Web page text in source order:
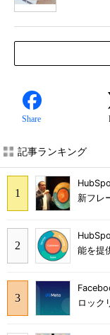
Share
記事ランキング
新フレ
能を提
ロック